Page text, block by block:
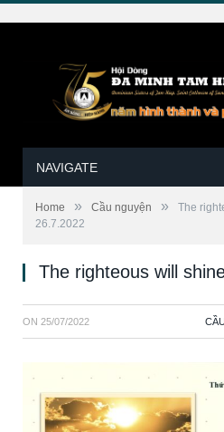
NAVIGATE
Home » Cầu nguyện »
The
26.7.2022
The righteous will
ON 25/07/2022